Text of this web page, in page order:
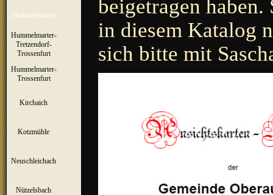
Hummelmarter ▼
Hummelmarter-
Tretzendorf-
Trossenfurt
Hummelmarter-
Trossenfurt
▼
Kirchaich
Kotzmühle
Neuschleichach
Nützelsbach
beigetragen
in diesem Katalog
sich bitte mit